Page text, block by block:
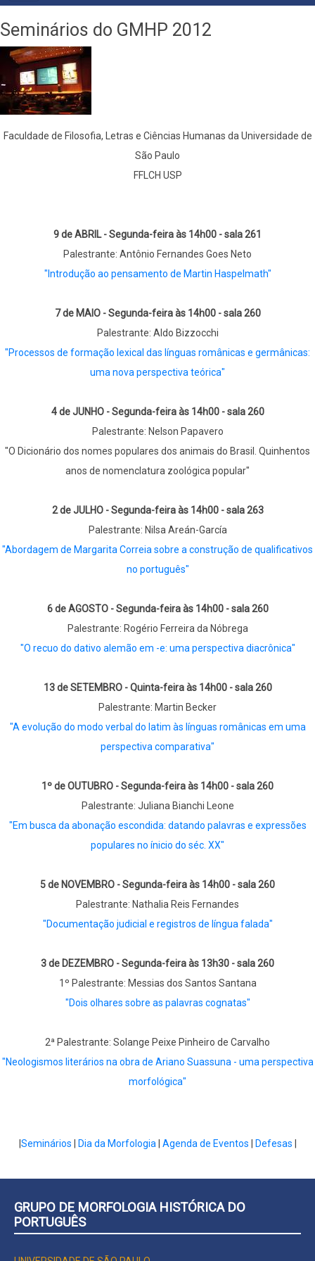
PRINCIPAL
Seminários do GMHP 2012
Faculdade de Filosofia, Letras e Ciências Humanas da Universidade de
São Paulo
FFLCH USP
9 de ABRIL - Segunda-feira às 14h00 - sala 261
Palestrante: Antônio Fernandes Goes Neto
"Introdução ao pensamento de Martin Haspelmath"
7 de MAIO - Segunda-feira às 14h00 - sala 260
Palestrante: Aldo Bizzocchi
"Processos de formação lexical das línguas românicas e germânicas:
uma nova perspectiva teórica"
4 de JUNHO - Segunda-feira às 14h00 - sala 260
Palestrante: Nelson Papavero
"O Dicionário dos nomes populares dos animais do Brasil. Quinhentos
anos de nomenclatura zoológica popular"
2 de JULHO - Segunda-feira às 14h00 - sala 263
Palestrante: Nilsa Areán-García
"Abordagem de Margarita Correia sobre a construção de qualificativos
no português"
6 de AGOSTO - Segunda-feira às 14h00 - sala 260
Palestrante: Rogério Ferreira da Nóbrega
"O recuo do dativo alemão em -e: uma perspectiva diacrônica"
13 de SETEMBRO - Quinta-feira às 14h00 - sala 260
Palestrante: Martin Becker
"A evolução do modo verbal do latim às línguas românicas em uma
perspectiva comparativa"
1º de OUTUBRO - Segunda-feira às 14h00 - sala 260
Palestrante: Juliana Bianchi Leone
"Em busca da abonação escondida: datando palavras e expressões
populares no ínicio do séc. XX"
5 de NOVEMBRO - Segunda-feira às 14h00 - sala 260
Palestrante: Nathalia Reis Fernandes
"Documentação judicial e registros de língua falada"
3 de DEZEMBRO - Segunda-feira às 13h30 - sala 260
1º Palestrante: Messias dos Santos Santana
"Dois olhares sobre as palavras cognatas"
2ª Palestrante: Solange Peixe Pinheiro de Carvalho
"Neologismos literários na obra de Ariano Suassuna - uma perspectiva
morfológica"
Seminários Dia da Morfologia Agenda de Eventos Defesas
GRUPO DE MORFOLOGIA HISTÓRICA DO
PORTUGUÊS